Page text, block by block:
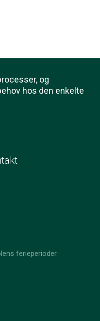
og
hos den enkelte
ferieperioder.